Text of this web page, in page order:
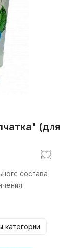
(для
состава
категории